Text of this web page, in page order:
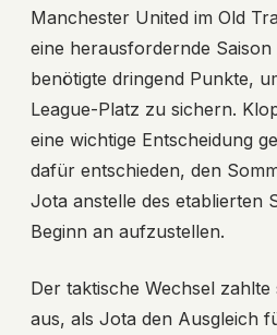
Manchester United im Old
eine herausfordernde
benötigte dringend Punkte,
League-Platz zu sichern.
eine wichtige Entscheidung
dafür entschieden, den
Jota anstelle des etablierten
Beginn an aufzustellen.
Der taktische Wechsel
aus, als Jota den Ausgleich